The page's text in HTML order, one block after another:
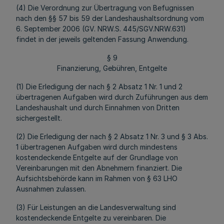
(4) Die Verordnung zur Übertragung von Befugnissen
nach den §§ 57 bis 59 der Landeshaushaltsordnung vom
6. September 2006 (GV. NRW.S. 445/SGV.NRW.631)
findet in der jeweils geltenden Fassung Anwendung.
§ 9
Finanzierung, Gebühren, Entgelte
(1) Die Erledigung der nach § 2 Absatz 1 Nr. 1 und 2
übertragenen Aufgaben wird durch Zuführungen aus dem
Landeshaushalt und durch Einnahmen von Dritten
sichergestellt.
(2) Die Erledigung der nach § 2 Absatz 1 Nr. 3 und § 3 Abs.
1 übertragenen Aufgaben wird durch mindestens
kostendeckende Entgelte auf der Grundlage von
Vereinbarungen mit den Abnehmern finanziert. Die
Aufsichtsbehörde kann im Rahmen von § 63 LHO
Ausnahmen zulassen.
(3) Für Leistungen an die Landesverwaltung sind
kostendeckende Entgelte zu vereinbaren. Die